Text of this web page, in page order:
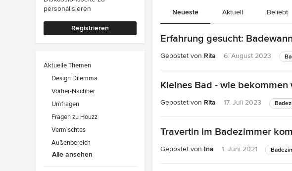
personalisieren
Registrieren
Aktuelle Themen
Design Dilemma
Vorher-Nachher
Umfragen
Fragen zu Houzz
Vermischtes
Außenbereich
Alle ansehen
Neueste Aktuell Beliebt
Erfahrung gesucht:
Gepostet von Rita 6. August 2023
Kleines Bad - wie bekommen
Gepostet von Rita 17. Juli 2023
Travertin im Badezimmer
Gepostet von Ina 1. Juni 2021